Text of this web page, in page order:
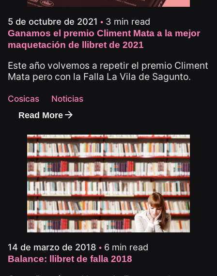
5 de octubre de 2021 3 min read
Ganamos el premio Climent Mata a la mejor
maquetación de llibret de 2021
Este año volvemos a repetir el premio Climent
Mata pero con la Falla La Vila de Sagunto.
Cosicas
Noticias
Read More
14 de marzo de 2018 6 min read
Balance: llibret de falla 2018